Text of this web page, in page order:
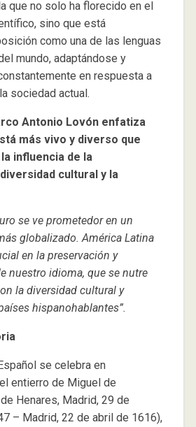
que no solo ha florecido en el
sino que está
como una de las lenguas
mundo, adaptándose y
en respuesta a
sociedad actual.
Antonio Lovón enfatiza
más vivo y diverso que
influencia de la
cultural y la
se ve prometedor en un
globalizado. América Latina
en la preservación y
nuestro idioma, que se nutre
la diversidad cultural y
hispanohablantes”.
se celebra en
entierro de Miguel de
Henares, Madrid, 29 de
– Madrid, 22 de abril de 1616),